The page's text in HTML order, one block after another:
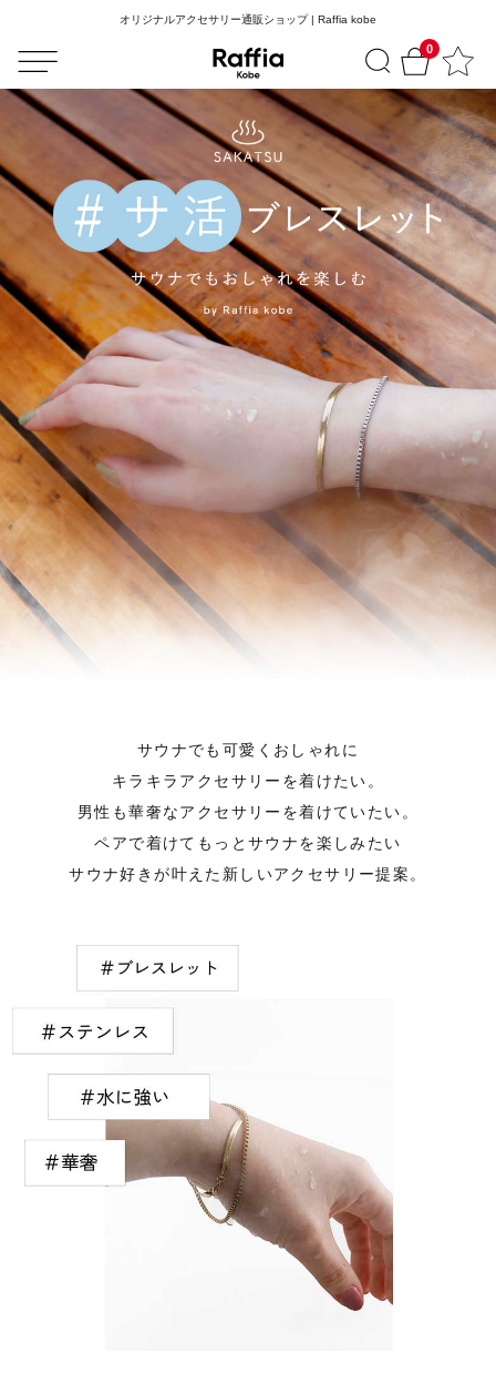
0
オリジナルアクセサリー通販ショップ | Raffia kobe
サウナでも可愛くおしゃれに
キラキラアクセサリーを着けたい。
男性も華奢なアクセサリーを着けていたい。
ペアで着けてもっとサウナを楽しみたい
サウナ好きが叶えた新しいアクセサリー提案。